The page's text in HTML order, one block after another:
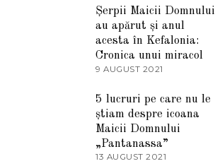
U
L
I
2
0
Șerpii Maicii Domnului
au apărut și anul
acesta în Kefalonia:
Cronica unui miracol
9 AUGUST 2021
A
R
T
I
2
5 lucruri pe care nu le
știam despre icoana
Maicii Domnului
„Pantanassa”
13 AUGUST 2021